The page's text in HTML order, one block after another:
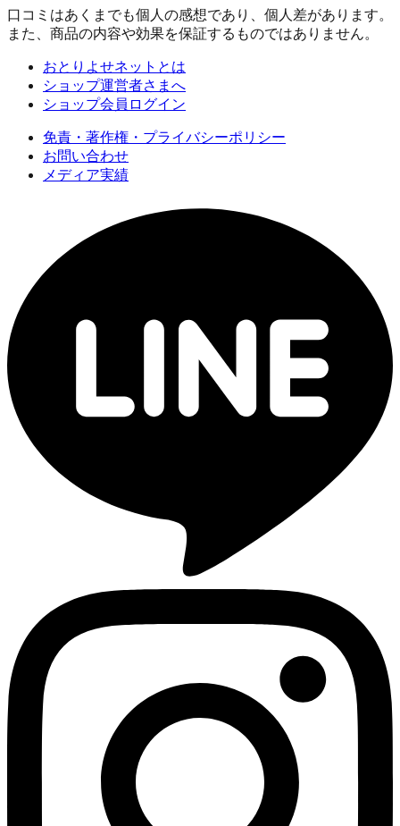
口コミはあくまでも個人の感想であり、個人差があります。
また、商品の内容や効果を保証するものではありません。
おとりよせネットとは
ショップ運営者さまへ
ショップ会員ログイン
免責・著作権・プライバシーポリシー
お問い合わせ
メディア実績